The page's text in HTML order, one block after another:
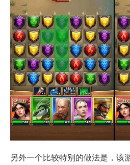
另外一个比较特别的做法是，该